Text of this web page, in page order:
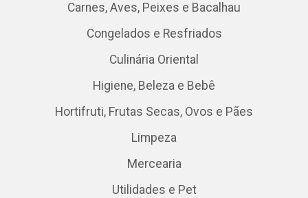
Carnes, Aves, Peixes e Bacalhau
Congelados e Resfriados
Culinária Oriental
Higiene, Beleza e Bebê
Hortifruti, Frutas Secas, Ovos e Pães
Limpeza
Mercearia
Utilidades e Pet